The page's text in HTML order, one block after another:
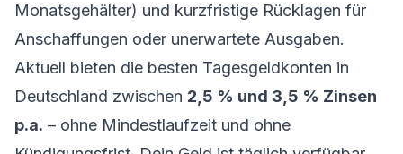
Monatsgehälter) und kurzfristige Rücklagen für
Anschaffungen oder unerwartete Ausgaben.
Aktuell bieten die besten Tagesgeldkonten in
Deutschland zwischen 2,5 % und 3,5 % Zinsen
p.a. – ohne Mindestlaufzeit und ohne